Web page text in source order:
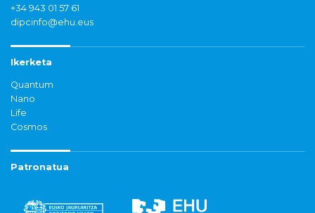
+34 943 01 57 61
dipcinfo@ehu.eus
Ikerketa
Quantum
Nano
Life
Cosmos
Patronatua